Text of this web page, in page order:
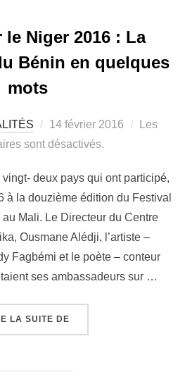
Niger 2016 : La
Bénin en quelques
mots
14 février 2016
Les
sont désactivés.
deux pays qui ont participé,
à la douzième édition du Festival
Mali. Le Directeur du Centre
Ousmane Alédji, l’artiste –
Fagbémi et le poète – conteur
ses ambassadeurs sur …
LA SUITE DE